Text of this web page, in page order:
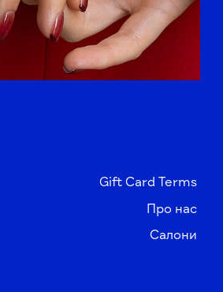
Gift Card Terms
Про нас
Салони